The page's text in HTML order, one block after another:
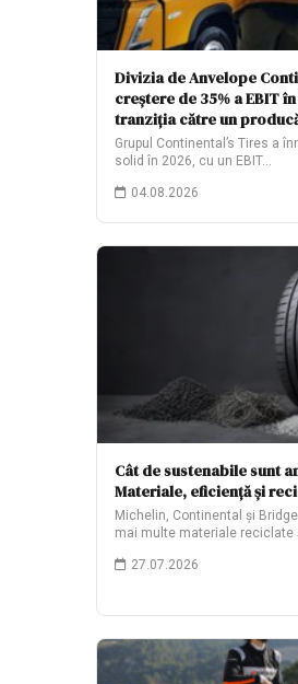
Divizia de Anvelope
creștere de 35% a EBIT
tranziția către un
Grupul Continental’s Tires a
solid în 2026, cu un EBIT…
04.08.2026
Cât de sustenabile sunt
Materiale, eficiență și
Michelin, Continental și
mai multe materiale reciclate
27.07.2026